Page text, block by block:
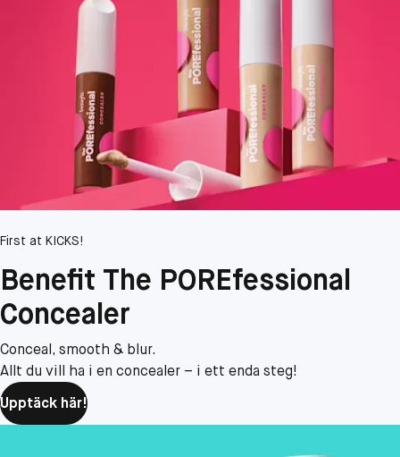
First at KICKS!
Benefit The POREfessional
Concealer​
Conceal, smooth & blur.
Allt du vill ha i en concealer – i ett enda steg!
Upptäck här!